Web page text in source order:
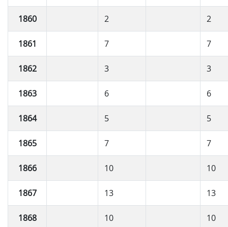
1860 2 2
1861 7 7
1862 3 3
1863 6 6
1864 5 5
1865 7 7
1866 10 10
1867 13 13
1868 10 10